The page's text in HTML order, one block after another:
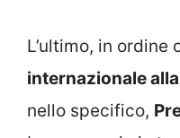
L’ultimo, in ordine
internazionale
nello specifico,